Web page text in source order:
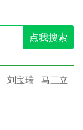
点我搜索
刘宝瑞 马三立